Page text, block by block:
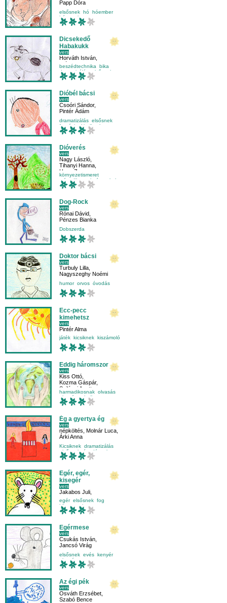
Papp Dóra
elsősnek hó hóember
hónapok
Dicsekedő
Habakukk
vers
Horváth István
Wágner Luca
beszédtechnika
bika
dramatizálás
elsősnek
Dióbél bácsi
vers
Csoóri Sándor,
Pintér Ádám
dramatizálás elsősnek
fantázia
kicsiknek
Dióverés
vers
Nagy László
Tihanyi Hanna
Hann Zsuzsanna
környezetismeret
másodikosnak
évszakok
Dog-Rock
vers
Rónai Dávid
Pénzes Bianka
Dobszerda
Doktor bácsi
vers
Turbuly Lilla
Nagyszeghy Noémi
humor orvos óvodás
Ecc-pecc
kimehetsz
vers
Pintér Alma
játék kicsiknek kiszámoló
mese-vers
Eddig háromszor
vers
Kiss Ottó
Kozma Gáspár,
Szilágyi Anett
harmadikosnak olvasás
olvasástechnika
Ég a gyertya ég
vers
népköltés Molnár Luca
Árki Anna
Kicsiknek dramatizálás
elsősnek óvodásnak
Egér, egér,
kisegér
vers
Jakabos Juli
Schillinger Maya
egér elsősnek fog
környezetismeret
Egérmese
vers
Csukás István
Jancsó Virág
elsősnek evés kenyér
olvasás
Az égi pék
vers
Osváth Erzsébet
Szabó Bence